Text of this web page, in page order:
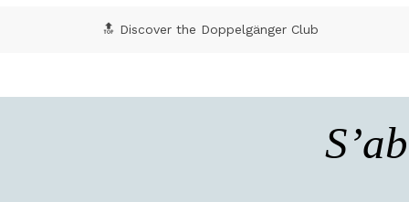
🔝 Discover the Doppelgänger Club